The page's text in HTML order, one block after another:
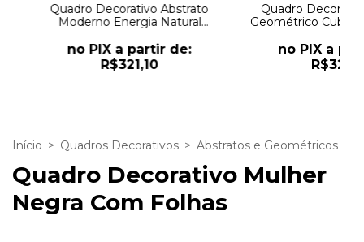
Quadro Decorativo Abstrato
Moderno Energia Natural
no PIX a partir de:
R$321,10
Quadro
Geométrico Cubos
no PIX a
Início > Quadros Decorativos > Abstratos e Geométricos
Quadro Decorativo Mulher
Negra Com Folhas